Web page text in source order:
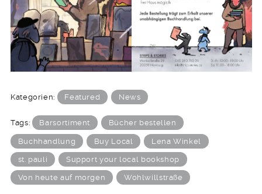
Kategorien: Featured News
Tags: Barsortiment Bücher bestellen
Buchhandlung Buy Local Lena Winkel
st. pauli Support your local bookshop
Von heute auf morgen Wohlwillstraße